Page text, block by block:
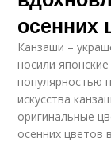
осенних
Канзаши –
носили
популярностью
искусства
оригинальные
осенних цветов